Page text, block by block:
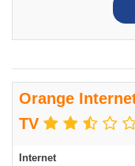
Orange
TV
Internet